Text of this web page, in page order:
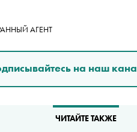
АГЕНТ
на наш
ЧИТАЙТЕ ТАКЖЕ